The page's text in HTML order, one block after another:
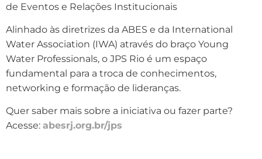
de Eventos e Relações Institucionais
Alinhado às diretrizes da ABES e da International
Water Association (IWA) através do braço Young
Water Professionals, o JPS Rio é um espaço
fundamental para a troca de conhecimentos,
networking e formação de lideranças.
Quer saber mais sobre a iniciativa ou fazer parte?
Acesse: abesrj.org.br/jps